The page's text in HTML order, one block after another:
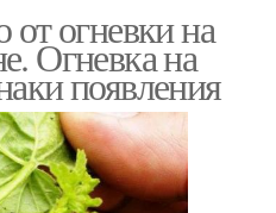
от огневки на
Огневка на
появления